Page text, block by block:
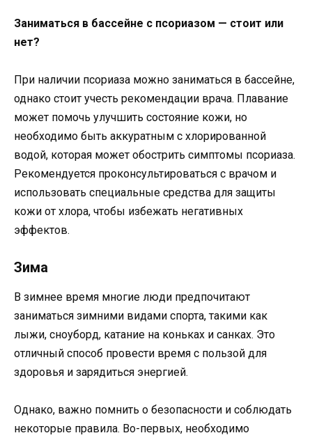
Заниматься в бассейне с псориазом — стоит или
нет?
При наличии псориаза можно заниматься в бассейне,
однако стоит учесть рекомендации врача. Плавание
может помочь улучшить состояние кожи, но
необходимо быть аккуратным с хлорированной
водой, которая может обострить симптомы псориаза.
Рекомендуется проконсультироваться с врачом и
использовать специальные средства для защиты
кожи от хлора, чтобы избежать негативных
эффектов.
Зима
В зимнее время многие люди предпочитают
заниматься зимними видами спорта, такими как
лыжи, сноуборд, катание на коньках и санках. Это
отличный способ провести время с пользой для
здоровья и зарядиться энергией.
Однако, важно помнить о безопасности и соблюдать
некоторые правила. Во-первых, необходимо